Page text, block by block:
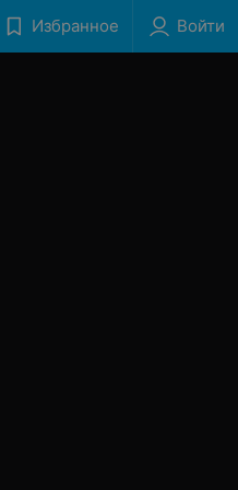
Избранное Войти